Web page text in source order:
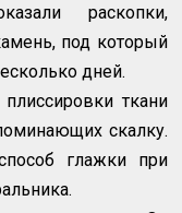
раскопки,
под который
дней.
ткани
скалку.
глажки при